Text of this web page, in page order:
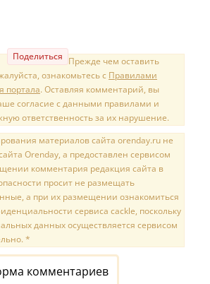
Поделиться Прежде чем оставить
ознакомьтесь с Правилами
портала. Оставляя комментарий, вы
согласие с данными правилами и
ответственность за их нарушение.
материалов сайта orenday.ru не
Orenday, а предоставлен сервисом
комментария редакция сайта в
просит не размещать
а при их размещении ознакомиться
сервиса cackle, поскольку
данных осуществляется сервисом
*
комментариев